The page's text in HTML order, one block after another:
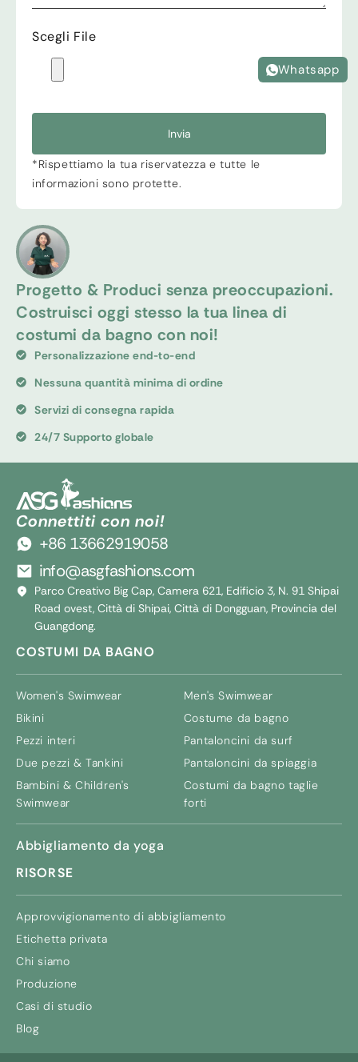
Progetto & Produci senza preoccupazioni.
Costruisci oggi stesso la tua linea di
costumi da bagno con noi!
Personalizzazione end-to-end
Nessuna quantità minima di ordine
Servizi di consegna rapida
24/7 Supporto globale
Scegli File
Invia
*Rispettiamo la tua riservatezza e tutte le
informazioni sono protette.
Connettiti con noi!
+86 13662919058
info@asgfashions.com
Parco Creativo Big Cap, Camera 621, Edificio 3, N. 91 Shipai
Road ovest, Città di Shipai, Città di Dongguan, Provincia del
Guangdong.
COSTUMI DA BAGNO
Women's Swimwear
Bikini
Pezzi interi
Due pezzi & Tankini
Bambini & Children's
Swimwear
Men's Swimwear
Costume da bagno
Pantaloncini da surf
Pantaloncini da spiaggia
Costumi da bagno taglie
forti
Abbigliamento da yoga
RISORSE
Approvvigionamento di abbigliamento
Etichetta privata
Chi siamo
Produzione
Casi di studio
Blog
Whatsapp